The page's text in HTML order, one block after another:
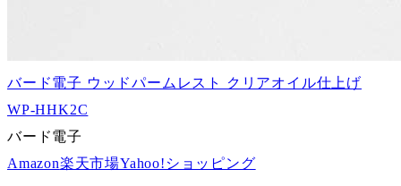
バード電子 ウッドパームレスト クリアオイル仕上げ
WP-HHK2C
バード電子
Amazon楽天市場Yahoo!ショッピング